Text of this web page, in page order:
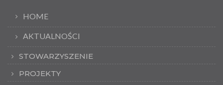
HOME
AKTUALNOŚCI
STOWARZYSZENIE
PROJEKTY